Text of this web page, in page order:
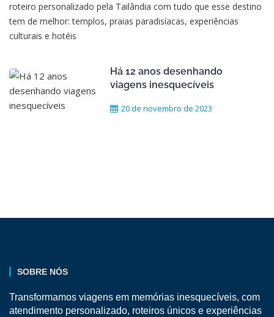
roteiro personalizado pela Tailândia com tudo que esse destino
tem de melhor: templos, praias paradisíacas, experiências
culturais e hotéis
20 de novembro de 2023
Há 12 anos desenhando
viagens inesquecíveis
SOBRE NÓS
Transformamos viagens em memórias inesquecíveis, com
atendimento personalizado, roteiros únicos e experiências